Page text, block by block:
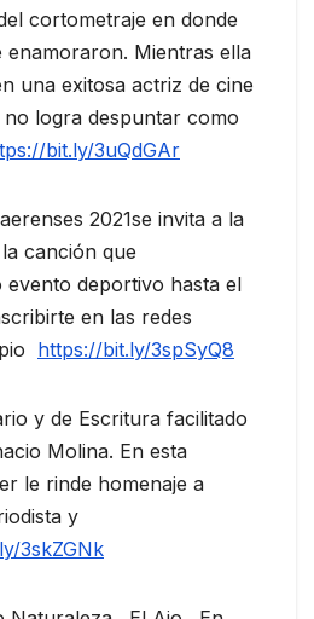
cortometraje en donde
Mientras ella
una exitosa actriz de cine
logra despuntar como
bit.ly/3uQdGAr
2021se invita a la
canción que
evento deportivo hasta el
en las redes
https://bit.ly/3spSyQ8
y de Escritura facilitado
Molina. En esta
le rinde homenaje a
y
3skZGNk